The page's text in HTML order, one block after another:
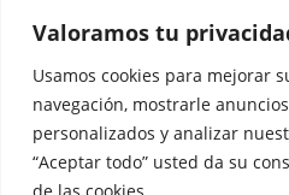
Valoramos tu
Usamos cookies para mejorar
navegación, mostrarle
personalizados y analizar
“Aceptar todo” usted da su
Diseño y creación web by